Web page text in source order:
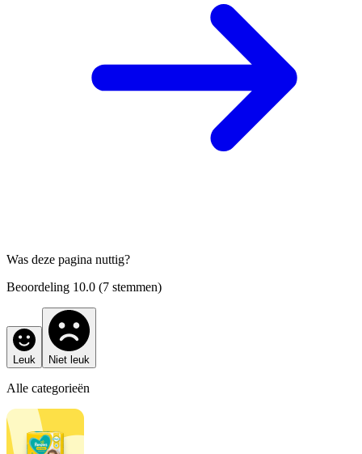
Was deze pagina nuttig?
Beoordeling 10.0 (7 stemmen)
Leuk Niet leuk
Alle categorieën